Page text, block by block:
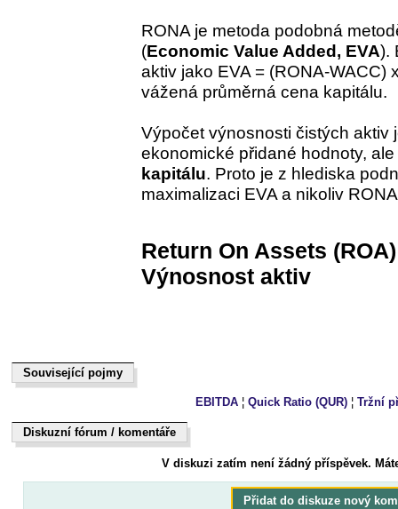
RONA je metoda podobná
(Economic Value Added, EVA).
aktiv jako EVA = (RONA-WACC)
vážená průměrná cena kapitálu.
Výpočet výnosnosti čistých aktiv
ekonomické přidané hodnoty,
kapitálu. Proto je z hlediska
maximalizaci EVA a nikoliv
Return On Assets (ROA)
Výnosnost aktiv
Související pojmy
Související pojmy
EBITDA ¦ Quick Ratio (QUR) ¦ Tržní
Diskuzní fórum / komentáře
Dukiszín fmóur / kteoeřnám
V diskuzi zatím není žádný příspěvek.
Přidat do diskuze nový